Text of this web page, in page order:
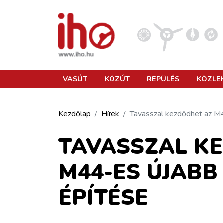
KÖZLEKEDÉSFEJLESZTÉS
ELLÁTÁSI LÁNC
VASÚT KÖZÚT REPÜLÉS
Kezdőlap Hírek Tavasszal kezdődhet az
TAVASSZAL
M44-ES
ÉPÍTÉSE